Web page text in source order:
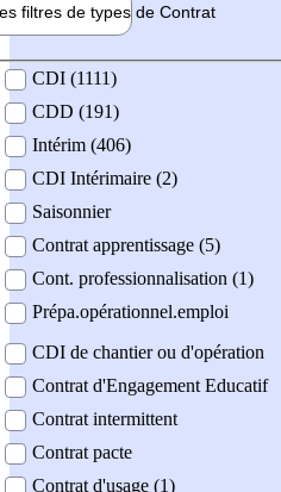
filtres de types de Contrat
contrat
CDI (1111)
CDD (191)
Intérim (406)
CDI Intérimaire (2)
Saisonnier
Contrat apprentissage (5)
Cont. professionnalisation (1)
Prépa.opérationnel.emploi
CDI de chantier ou d'opération
Contrat d'Engagement Educatif
Contrat intermittent
Contrat pacte
Contrat d'usage (1)